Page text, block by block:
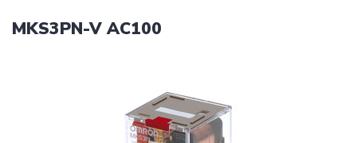
MKS3PN-V AC100